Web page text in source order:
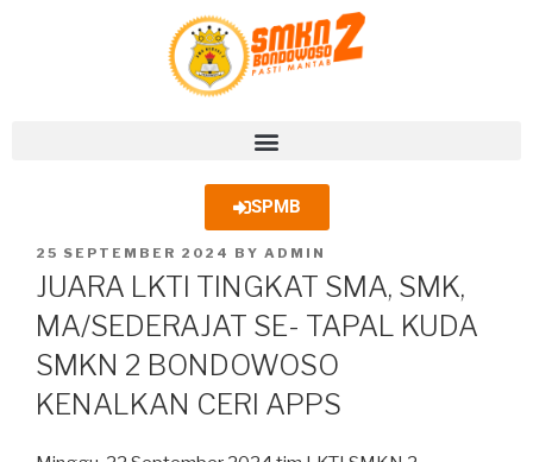
SPMB
25 SEPTEMBER 2024 BY ADMIN
JUARA LKTI TINGKAT SMA, SMK,
MA/SEDERAJAT SE- TAPAL KUDA
SMKN 2 BONDOWOSO
KENALKAN CERI APPS